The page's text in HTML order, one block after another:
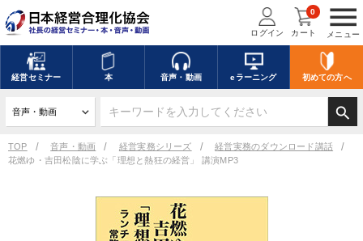
menu
メニュー
ログイン カート
0
経営セミナー 本 音声・動画 eラーニング 初めての方へ
search
キーワードを入力して探す
デジタル版対応のみ検索結果に表示する
TOP 音声・動画 経営実務シリーズ
経営実務のダウンロード講話
花燃ゆ・吉田松陰に学ぶ「理想と熱狂の経営」 講演MP3